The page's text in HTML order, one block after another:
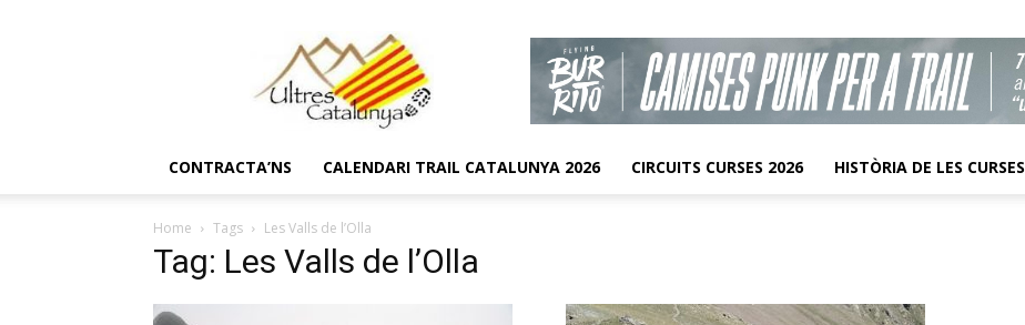
CONTRACTA’NS CALENDARI TRAIL CATALUNYA 2026 CIRCUITS CURSES 2026 HISTÒRIA DE LES CURSES
Home Tags Les Valls de l’Olla
Tag: Les Valls de l’Olla